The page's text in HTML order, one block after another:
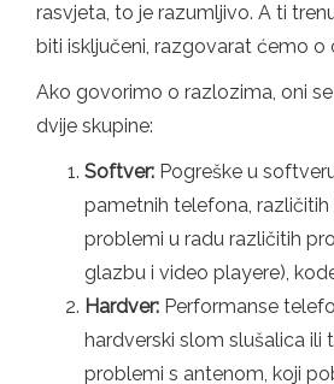
rasvjeta, to je razumljivo. A ti
biti isključeni, razgovarat ćemo o
Ako govorimo o razlozima, oni
dvije skupine:
Softver: Pogreške u
pametnih telefona, različitih
problemi u radu različitih
glazbu i video playere),
Hardver: Performanse
hardverski slom slušalica ili
problemi s antenom, koji